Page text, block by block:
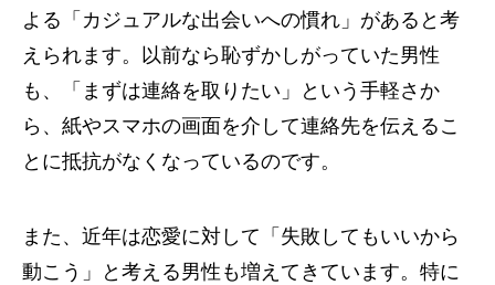
よる「カジュアルな出会いへの慣れ」があると考
えられます。以前なら恥ずかしがっていた男性
も、「まずは連絡を取りたい」という手軽さか
ら、紙やスマホの画面を介して連絡先を伝えるこ
とに抵抗がなくなっているのです。
また、近年は恋愛に対して「失敗してもいいから
動こう」と考える男性も増えてきています。特に